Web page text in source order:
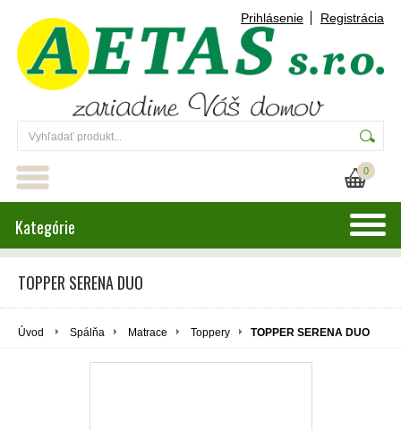
Prihlásenie Registrácia
0
Kategórie
TOPPER SERENA DUO
Úvod Spálňa Matrace Toppery TOPPER SERENA DUO